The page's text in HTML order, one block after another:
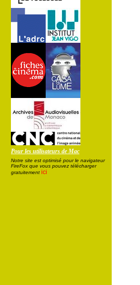
Pour les utilisateurs de Mac
Notre site est optimisé pour le navigateur
FireFox que vous pouvez télécharger
gratuitement ici